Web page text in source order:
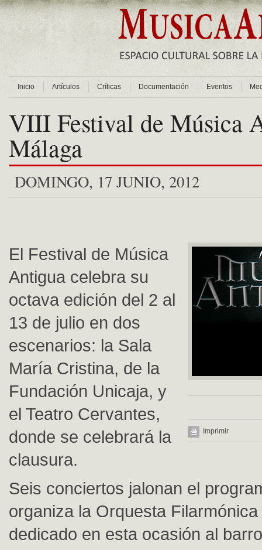
Inicio Artículos Críticas Documentación Eventos
VIII Festival de Música
Málaga
DOMINGO, 17 JUNIO, 2012
Imprimir
El Festival de Música
Antigua celebra su
octava edición del 2 al
13 de julio en dos
escenarios: la Sala
María Cristina, de la
Fundación Unicaja, y
el Teatro Cervantes,
donde se celebrará la
clausura.
Seis conciertos jalonan el
organiza la Orquesta
dedicado en esta ocasión al